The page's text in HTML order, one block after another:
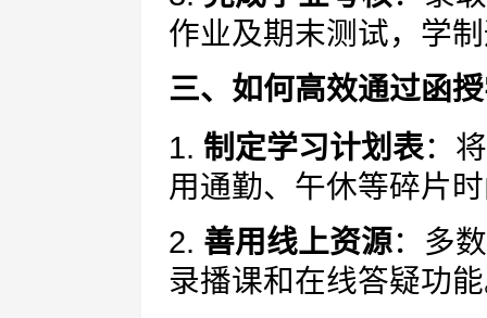
作业及期末测试，学
三、如何高效通过函
1. 制定学习计划表：
用通勤、午休等碎片
2. 善用线上资源：多
录播课和在线答疑功